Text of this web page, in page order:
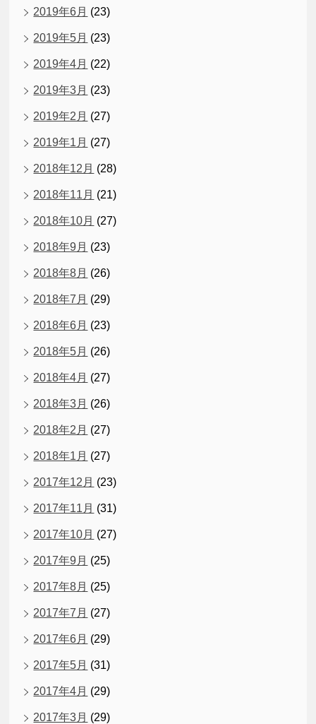
2019年6月 (23)
2019年5月 (23)
2019年4月 (22)
2019年3月 (23)
2019年2月 (27)
2019年1月 (27)
2018年12月 (28)
2018年11月 (21)
2018年10月 (27)
2018年9月 (23)
2018年8月 (26)
2018年7月 (29)
2018年6月 (23)
2018年5月 (26)
2018年4月 (27)
2018年3月 (26)
2018年2月 (27)
2018年1月 (27)
2017年12月 (23)
2017年11月 (31)
2017年10月 (27)
2017年9月 (25)
2017年8月 (25)
2017年7月 (27)
2017年6月 (29)
2017年5月 (31)
2017年4月 (29)
2017年3月 (29)